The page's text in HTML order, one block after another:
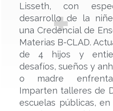
Lisseth, con
desarrollo de la
una Credencial de
Materias B-CLAD.
de 4 hijos y
desafíos, sueños y
o madre
Imparten talleres de
escuelas públicas,